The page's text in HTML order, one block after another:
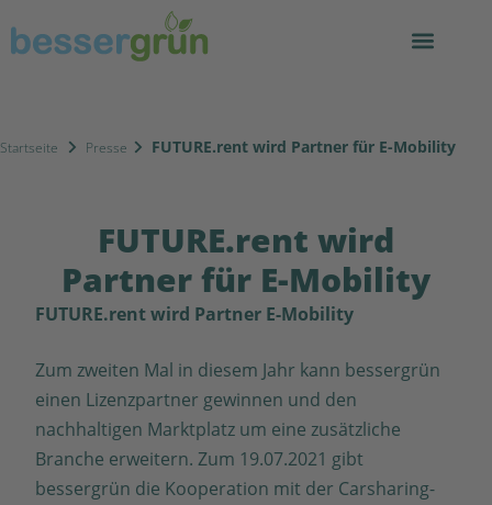
Startseite Presse FUTURE.rent wird Partner für E-Mobility
FUTURE.rent wird
Partner für E-Mobility
FUTURE.rent wird Partner E-Mobility
Zum zweiten Mal in diesem Jahr kann bessergrün
einen Lizenzpartner gewinnen und den
nachhaltigen Marktplatz um eine zusätzliche
Branche erweitern. Zum 19.07.2021 gibt
bessergrün die Kooperation mit der Carsharing-